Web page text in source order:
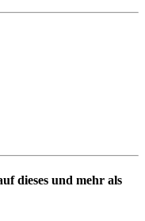
dieses und mehr als